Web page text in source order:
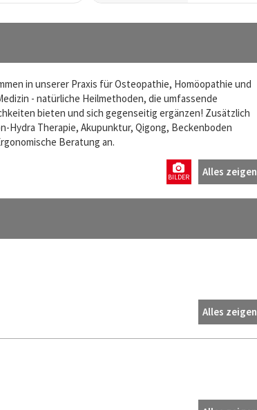
in unserer Praxis für Osteopathie, Homöopathie und
- natürliche Heilmethoden, die umfassende
bieten und sich gegenseitig ergänzen! Zusätzlich
Hydra Therapie, Akupunktur, Qigong, Beckenboden
Beratung an.
Alles zeigen
BILDER
Alles zeigen